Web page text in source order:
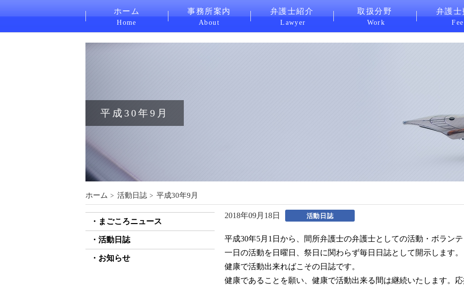
ホーム
Home
事務所案内
About
弁護士紹介
Lawyer
取扱分野
Work
弁護士
Fee
平成30年9月
ホーム 活動日誌 平成30年9月
2018年09月18日 活動日誌
平成30年5月1日から、間所弁護士の弁護士としての活動・ボラン
一日の活動を日曜日、祭日に関わらず毎日日誌として開示します。
健康で活動出来ればこその日誌です。
健康であることを願い、健康で活動出来る間は継続いたします。応
まごころニュース
活動日誌
お知らせ